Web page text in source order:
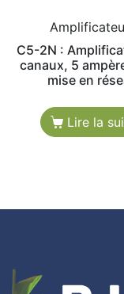
C5-2N :
canaux, 5
mise en
Lire la